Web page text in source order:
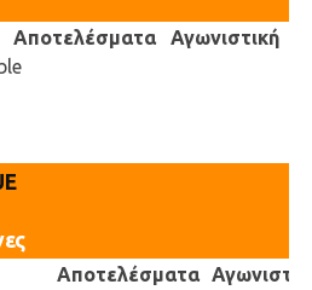
Αποτελέσματα
Αγωνιστική
Αποτελέσματα